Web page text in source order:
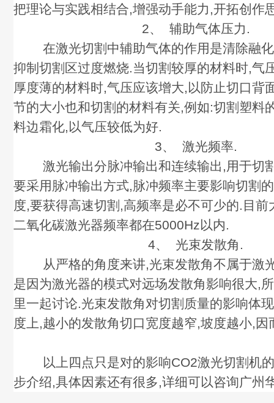
把理论与实践相结合,增强动手能力,开拓创作
2、 辅助气体压力.
在激光切割中辅助气体的作用是清除融化
抑制切割区过度燃烧.当切割较厚的材料时,气
厚度薄的材料时,气压应该增大,以防止切口背
节的大小也和切割的材料有关,例如:切割塑料
料边霜化,以气压较低为好.
3、 激光频率.
激光输出分脉冲输出和连续输出,用于切
要采用脉冲输出方式,脉冲频率主要影响切割
度,要获得高速切割,高频率是必不可少的.目前
二氧化碳激光器频率都在5000Hz以内.
4、 光束发散角.
从严格的角度来讲,光束发散角不属于激
是因为激光器的模式对远场发散角影响很大,
里一起讨论.光束发散角对切割质量的影响体
度上,越小的发散角切口宽度越窄,坡度越小,因
以上四点只是对的影响CO2激光切割机的
步介绍,具体因素还有很多,详细可以咨询广州